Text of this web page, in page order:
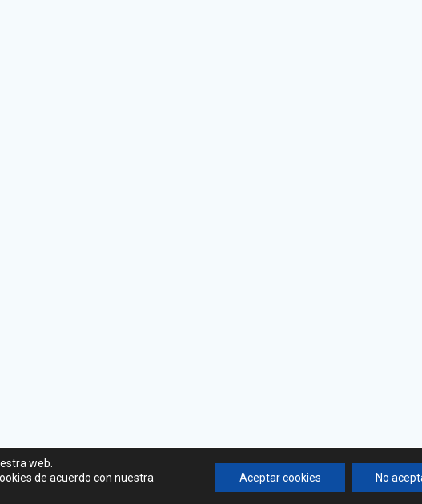
web.
de acuerdo con nuestra
Aceptar cookies No